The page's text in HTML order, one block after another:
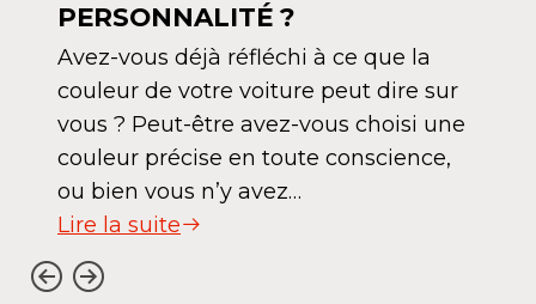
PERSONNALITÉ ?
Avez-vous déjà réfléchi à ce que la
couleur de votre voiture peut dire sur
vous ? Peut-être avez-vous choisi une
couleur précise en toute conscience,
ou bien vous n’y avez…
Lire la suite